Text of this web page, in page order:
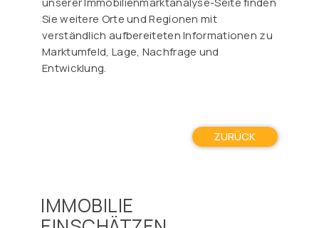
Sie weitere Orte und Regionen mit
verständlich aufbereiteten Informationen zu
Marktumfeld, Lage, Nachfrage und
Entwicklung.
ZURÜCK
IMMOBILIE